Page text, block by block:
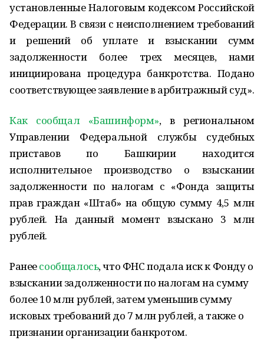
установленные Налоговым кодексом Российской
Федерации. В связи с неисполнением требований
и решений об уплате и взыскании сумм
задолженности более трех месяцев, нами
инициирована процедура банкротства. Подано
соответствующее заявление в арбитражный суд».
Как сообщал «Башинформ», в региональном
Управлении Федеральной службы судебных
приставов по Башкирии находится
исполнительное производство о взыскании
задолженности по налогам с «Фонда защиты
прав граждан «Штаб» на общую сумму 4,5 млн
рублей. На данный момент взыскано 3 млн
рублей.
Ранеесообщалось, что ФНС подала иск к Фонду о
взыскании задолженности по налогам на сумму
более 10 млн рублей, затем уменьшив сумму
исковых требований до 7 млн рублей, а также о
признании организации банкротом.